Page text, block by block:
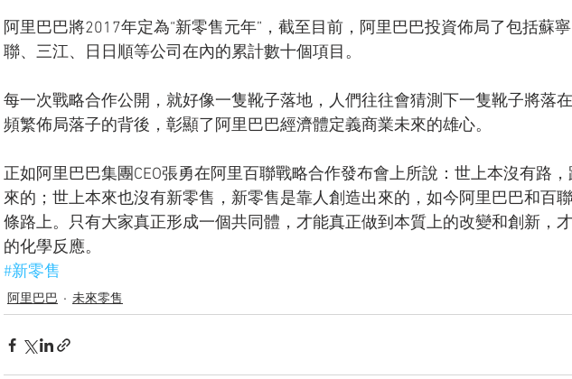
阿里巴巴將2017年定為“新零售元年”，截至目前，阿里巴巴投資佈局了包括蘇
聯、三江、日日順等公司在內的累計數十個項目。
每一次戰略合作公開，就好像一隻靴子落地，人們往往會猜測下一隻靴子將落
頻繁佈局落子的背後，彰顯了阿里巴巴經濟體定義商業未來的雄心。
正如阿里巴巴集團CEO張勇在阿里百聯戰略合作發布會上所說：世上本沒有路
來的；世上本來也沒有新零售，新零售是靠人創造出來的，如今阿里巴巴和百
條路上。只有大家真正形成一個共同體，才能真正做到本質上的改變和創新，
的化學反應。
#新零售
阿里巴巴 未來零售